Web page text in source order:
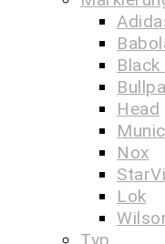
Black
Head
Nox
Lok
Typ